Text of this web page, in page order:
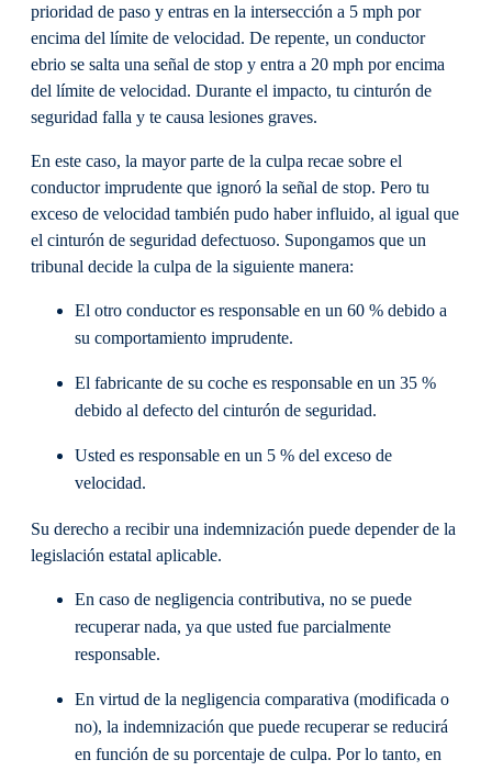
prioridad de paso y entras en la intersección a 5 mph por
encima del límite de velocidad. De repente, un conductor
ebrio se salta una señal de stop y entra a 20 mph por encima
del límite de velocidad. Durante el impacto, tu cinturón de
seguridad falla y te causa lesiones graves.
En este caso, la mayor parte de la culpa recae sobre el
conductor imprudente que ignoró la señal de stop. Pero tu
exceso de velocidad también pudo haber influido, al igual que
el cinturón de seguridad defectuoso. Supongamos que un
tribunal decide la culpa de la siguiente manera:
El otro conductor es responsable en un 60 % debido a
su comportamiento imprudente.
El fabricante de su coche es responsable en un 35 %
debido al defecto del cinturón de seguridad.
Usted es responsable en un 5 % del exceso de
velocidad.
Su derecho a recibir una indemnización puede depender de la
legislación estatal aplicable.
En caso de negligencia contributiva, no se puede
recuperar nada, ya que usted fue parcialmente
responsable.
En virtud de la negligencia comparativa (modificada o
no), la indemnización que puede recuperar se reducirá
en función de su porcentaje de culpa. Por lo tanto, en